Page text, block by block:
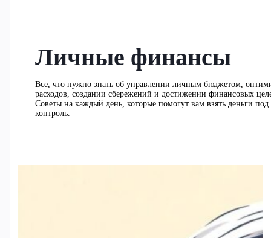
Личные финансы
Все, что нужно знать об управлении личным бюджетом,
расходов, создании сбережений и достижении финансовых
Советы на каждый день, которые помогут вам взять деньги под
контроль.